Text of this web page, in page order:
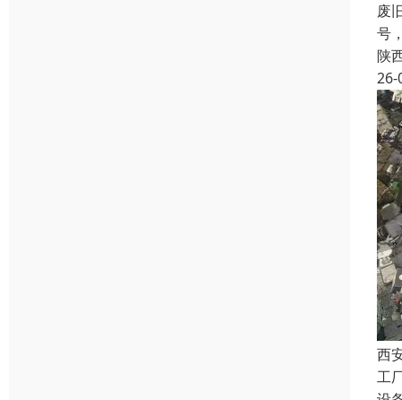
废
号
陕
26-
西
工